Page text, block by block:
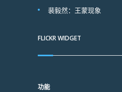
裴毅然：王蒙现象
FLICKR WIDGET
功能